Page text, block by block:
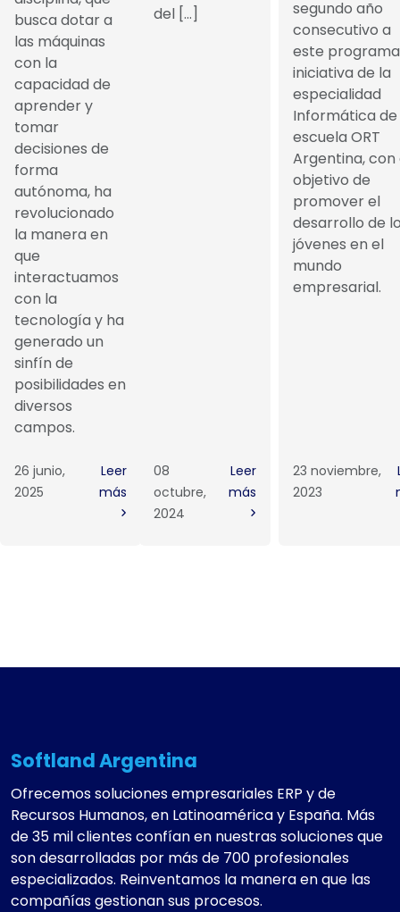
busca dotar a
las máquinas
con la
capacidad de
aprender y
tomar
decisiones de
forma
autónoma, ha
revolucionado
la manera en
que
interactuamos
con la
tecnología y ha
generado un
sinfín de
posibilidades en
diversos
campos.
26 junio,
2025
Leer
más
del […]
08
octubre,
2024
Leer
más
segundo año
consecutivo a
este
iniciativa de la
especialidad
Informática de
escuela ORT
Argentina, con
objetivo de
promover el
desarrollo de
jóvenes en el
mundo
empresarial.
23 noviembre,
2023
Softland Argentina
Ofrecemos soluciones empresariales ERP y de
Recursos Humanos, en Latinoamérica y España. Más
de 35 mil clientes confían en nuestras soluciones que
son desarrolladas por más de 700 profesionales
especializados. Reinventamos la manera en que las
compañías gestionan sus procesos.